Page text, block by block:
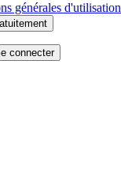
générales d'utilisation
connecter